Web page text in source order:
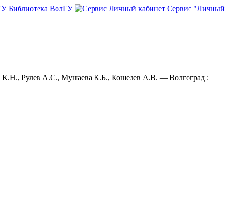
Библиотека ВолГУ
Сервис "Личный
К.Н., Рулев А.С., Мушаева К.Б., Кошелев А.В. — Волгоград :